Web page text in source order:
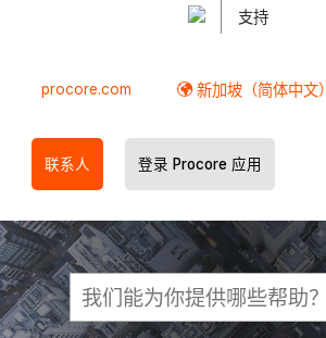
支持
procore.com 新加坡（简体中文）
联系人 登录 Procore 应用